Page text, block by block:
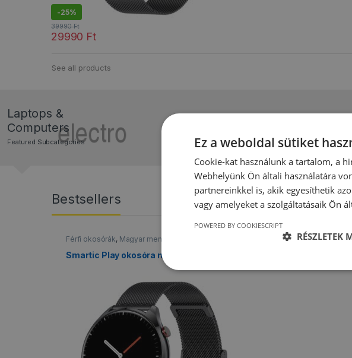
-25%
29990 Ft
39990Ft
Ennek a terméknek több variációja van. A változatok a termékoldalon
See all products
Laptops &
Computers
Featured Subcategories
Bestsellers
Férfi okosórák, Magyar menüs okosórák Okosórák,
Sportos
Vízálló okosórák
Smartic Play okosóra magyar menüvel
Ez a weboldal sütiket
Cookie-kat használunk a tartalom, a
Webhelyünk Ön általi használatára
partnereinkkel is, akik egyesíthetik
vagy amelyeket a szolgáltatásaik Ön
RÉSZLETEK
POWERED BY COOKIESCRIPT